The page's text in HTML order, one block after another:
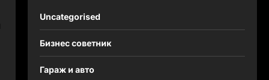
Uncategorised
Бизнес советник
Гараж и авто